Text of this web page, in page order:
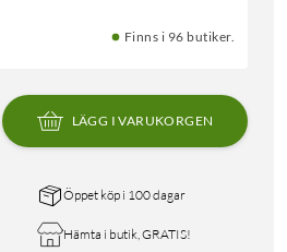
Finns i 96 butiker.
LÄGG I VARUKORGEN
Öppet köp i 100 dagar
Hämta i butik, GRATIS!